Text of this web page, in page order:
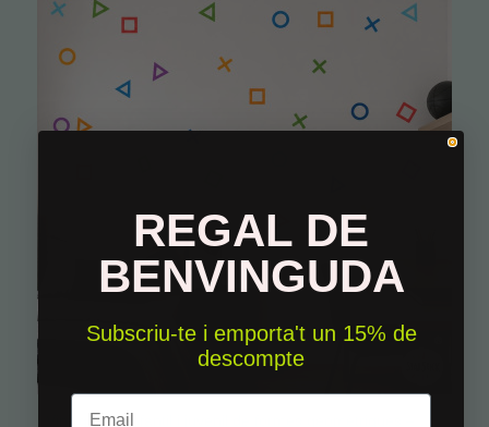
REGAL DE
BENVINGUDA
Subscriu-te i emporta't un 15% de
descompte
Email